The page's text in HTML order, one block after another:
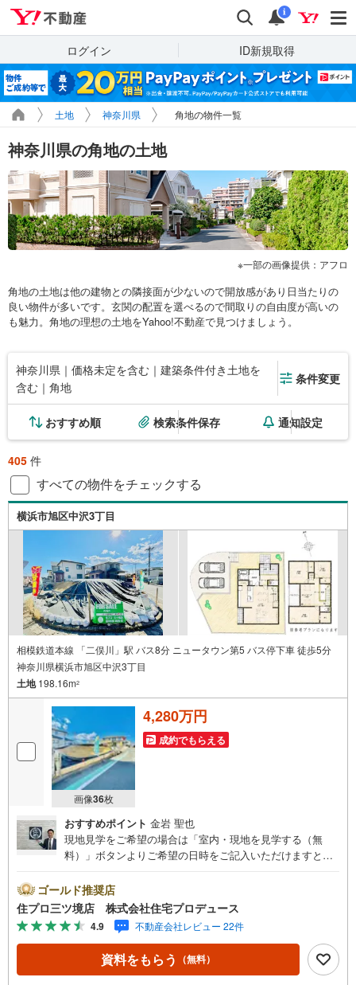
検索 通知
i
ログイン ID新規取得
土地 神奈川県 角地の物件一覧
神奈川県の角地の土地
一部の画像提供：アフロ
角地の土地は他の建物との隣接面が少ないので開放感があり日当たりの
良い物件が多いです。玄関の配置を選べるので間取りの自由度が高いの
も魅力。角地の理想の土地をYahoo!不動産で見つけましょう。
神奈川県｜価格未定を含む｜建築条件付き土地を
含む｜角地
条件変更
おすすめ順 検索条件保存 通知設定
405 件
すべての物件をチェックする
横浜市旭区中沢3丁目
相模鉄道本線 「二俣川」駅 バス8分 ニュータウン第5 バス停下車 徒歩5分
神奈川県横浜市旭区中沢3丁目
土地198.16m2
画像36枚
4,280万円
成約でもらえる
おすすめポイント 金岩 聖也
現地見学をご希望の場合は「室内・現地を見学する（無
料）」ボタンよりご希望の日時をご記入いただけますとス
区・戸塚区・保土ケ谷区・大和市の不動産売買専門会社で
す！ 最新物件情報や当社限定の物件情報も多数ご用意！お
気軽にお問合せ下さい!! -------------- 弊社独自の住宅ローン提
案システム 弊社ではファイナンシャル専門スタッフによる
【丁寧な資金アドバイス】【ファイナンシャルプラン提案
書の作成】を随時行っております。意外に知らないお客様
ゴールド推奨店
住プロ三ツ境店 株式会社住宅プロデュース
4.9 不動産会社レビュー 22件
資料をもらう （無料）